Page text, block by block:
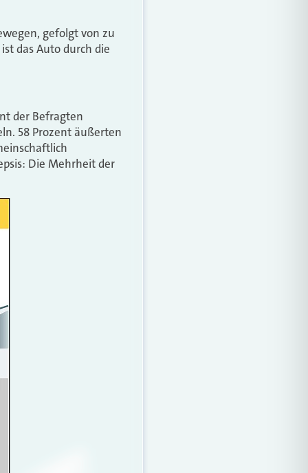
gefolgt von zu
das Auto durch die
der Befragten
58 Prozent äußerten
Die Mehrheit der